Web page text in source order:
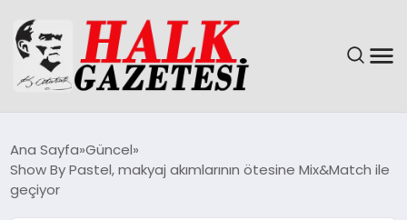
DÜNYA
Ana Sayfa Güncel
Show By Pastel, makyaj akımlarının ötesine Mix&Match ile
geçiyor